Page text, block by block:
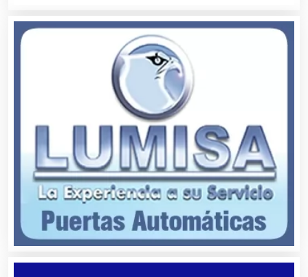
Asociaciones Civiles
Asociaciones Empresariales
Audio, Sonido e Iluminación
Audios para Eventos